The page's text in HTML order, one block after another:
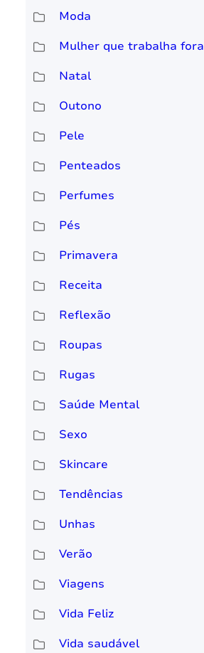
Moda
Mulher que trabalha fora
Natal
Outono
Pele
Penteados
Perfumes
Pés
Primavera
Receita
Reflexão
Roupas
Rugas
Saúde Mental
Sexo
Skincare
Tendências
Unhas
Verão
Viagens
Vida Feliz
Vida saudável